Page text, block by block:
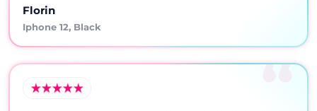
Florin
Iphone 12, Black